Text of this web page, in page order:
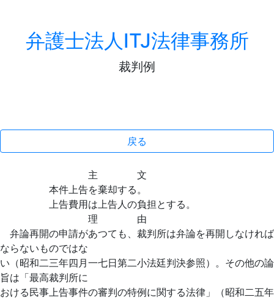
弁護士法人ITJ法律事務所
裁判例
戻る
主 文
本件上告を棄却する。
上告費用は上告人の負担とする。
理 由
弁論再開の申請があつても、裁判所は弁論を再開しなければ
ならないものではな
い（昭和二三年四月一七日第二小法廷判決参照）。その他の論
旨は「最高裁判所に
おける民事上告事件の審判の特例に関する法律」（昭和二五年